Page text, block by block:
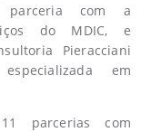
parceria com a
do MDIC, e
Pieracciani
em
parcerias com